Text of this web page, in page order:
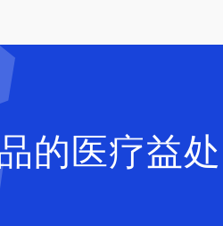
的医疗益处